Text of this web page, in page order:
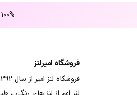
100% اورجینال
فروشگاه امیرلنز